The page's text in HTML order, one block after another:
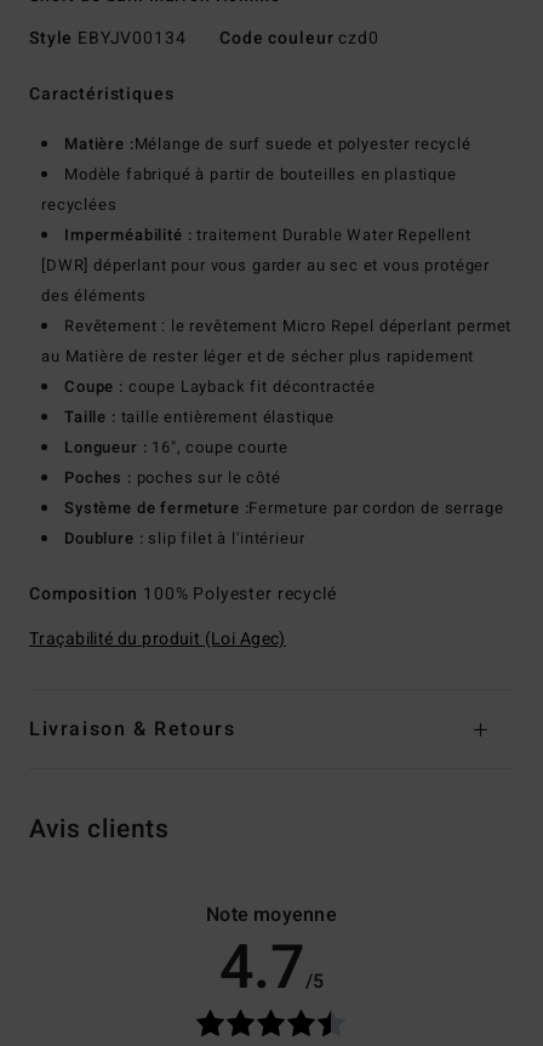
Style EBYJV00134 Code couleur czd0
Caractéristiques
Matière :Mélange de surf suede et polyester recyclé
Modèle fabriqué à partir de bouteilles en plastique
recyclées
Imperméabilité : traitement Durable Water Repellent
[DWR] déperlant pour vous garder au sec et vous protéger
des éléments
Revêtement : le revêtement Micro Repel déperlant permet
au Matière de rester léger et de sécher plus rapidement
Coupe : coupe Layback fit décontractée
Taille : taille entièrement élastique
Longueur : 16", coupe courte
Poches : poches sur le côté
Système de fermeture :Fermeture par cordon de serrage
Doublure : slip filet à l'intérieur
Composition 100% Polyester recyclé
Traçabilité du produit (Loi Agec)
Livraison & Retours
Avis clients
Note moyenne
4.7/5